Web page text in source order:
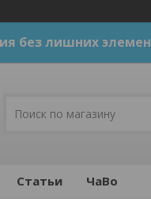
без лишних
Статьи ЧаВо